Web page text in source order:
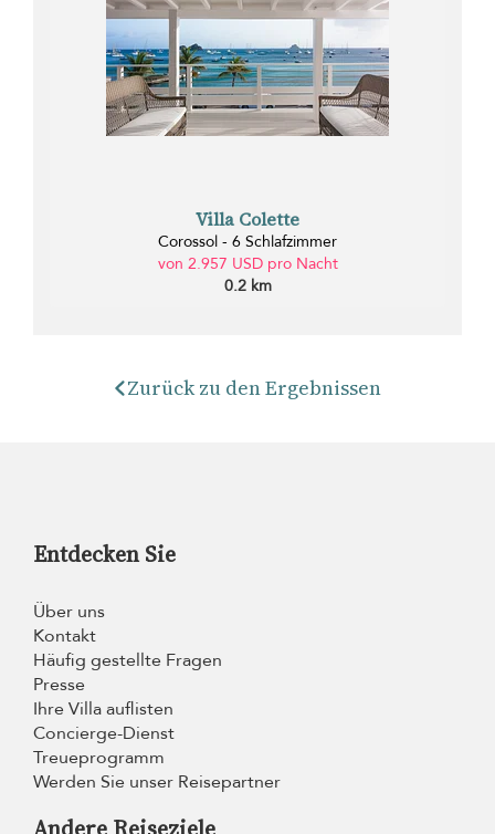
Villa Colette
Corossol - 6 Schlafzimmer
von 2.957 USD pro Nacht
0.2 km
Zurück zu den Ergebnissen
Entdecken Sie
Über uns
Kontakt
Häufig gestellte Fragen
Presse
Ihre Villa auflisten
Concierge-Dienst
Treueprogramm
Werden Sie unser Reisepartner